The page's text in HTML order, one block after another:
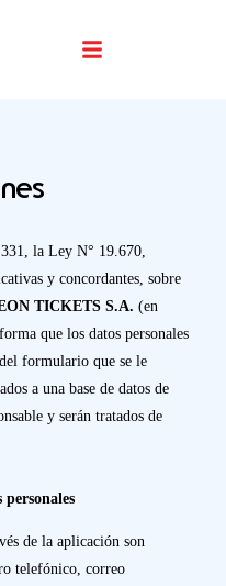
la Ley N° 19.670,
y concordantes, sobre
TICKETS S.A. (en
que los datos personales
formulario que se le
a una base de datos de
y serán tratados de
de la aplicación son
telefónico, correo